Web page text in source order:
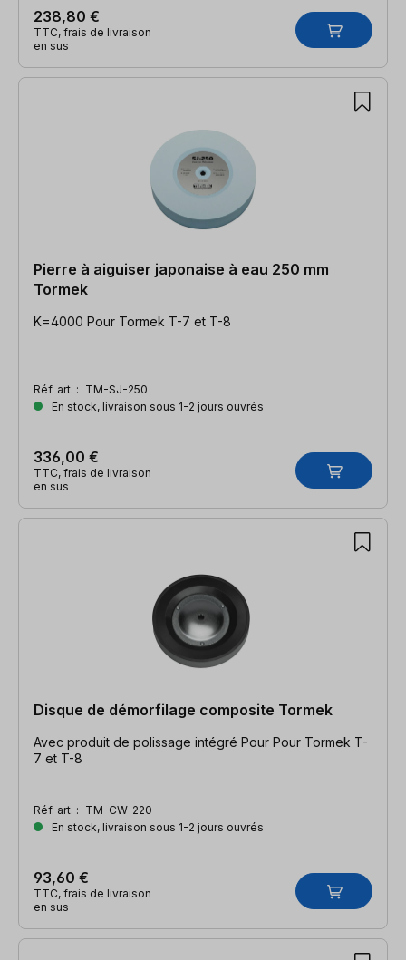
238,80 €
TTC, frais de livraison
en sus
Pierre à aiguiser japonaise à eau 250 mm
Tormek
K=4000 Pour Tormek T-7 et T-8
Réf. art. : TM-SJ-250
En stock, livraison sous 1-2 jours ouvrés
336,00 €
TTC, frais de livraison
en sus
Disque de démorfilage composite Tormek
Avec produit de polissage intégré Pour Pour Tormek T-
7 et T-8
Réf. art. : TM-CW-220
En stock, livraison sous 1-2 jours ouvrés
93,60 €
TTC, frais de livraison
en sus